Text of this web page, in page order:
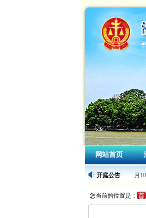
网站首页
开庭公告
·嘉兴市中级人民法院2026年4月
您当前的位置是：